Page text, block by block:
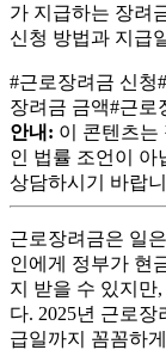
가 지급하는 장려
신청 방법과 지급
#근로장려금 신청#
장려금 금액#근로
안내: 이 콘텐츠는
인 법률 조언이 아
상담하시기 바랍
근로장려금은 일
인에게 정부가 현
지 받을 수 있지만
다. 2025년 근로장
급일까지 꼼꼼하